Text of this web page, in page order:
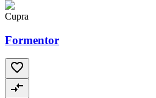
Cupra
Formentor